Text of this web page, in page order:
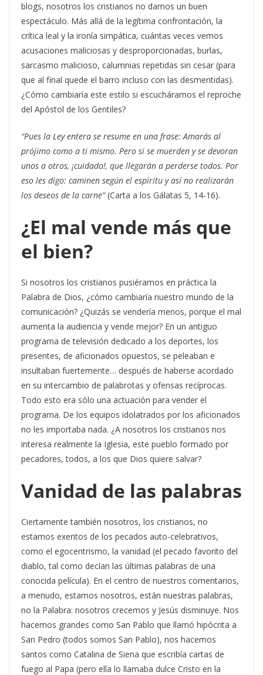
blogs, nosotros los cristianos no damos un buen
espectáculo. Más allá de la legítima confrontación, la
crítica leal y la ironía simpática, cuántas veces vemos
acusaciones maliciosas y desproporcionadas, burlas,
sarcasmo malicioso, calumnias repetidas sin cesar (para
que al final quede el barro incluso con las desmentidas).
¿Cómo cambiaría este estilo si escucháramos el reproche
del Apóstol de los Gentiles?
“Pues la Ley entera se resume en una frase: Amarás al
prójimo como a ti mismo. Pero si se muerden y se devoran
unos a otros, ¡cuidado!, que llegarán a perderse todos. Por
eso les digo: caminen según el espíritu y así no realizarán
los deseos de la carne”(Carta a los Gálatas 5, 14-16).
¿El mal vende más que
el bien?
Si nosotros los cristianos pusiéramos en práctica la
Palabra de Dios, ¿cómo cambiaría nuestro mundo de la
comunicación? ¿Quizás se vendería menos, porque el mal
aumenta la audiencia y vende mejor? En un antiguo
programa de televisión dedicado a los deportes, los
presentes, de aficionados opuestos, se peleaban e
insultaban fuertemente… después de haberse acordado
en su intercambio de palabrotas y ofensas recíprocas.
Todo esto era sólo una actuación para vender el
programa. De los equipos idolatrados por los aficionados
no les importaba nada. ¿A nosotros los cristianos nos
interesa realmente la Iglesia, este pueblo formado por
pecadores, todos, a los que Dios quiere salvar?
Vanidad de las palabras
Ciertamente también nosotros, los cristianos, no
estamos exentos de los pecados auto-celebrativos,
como el egocentrismo, la vanidad (el pecado favorito del
diablo, tal como decían las últimas palabras de una
conocida película). En el centro de nuestros comentarios,
a menudo, estamos nosotros, están nuestras palabras,
no la Palabra: nosotros crecemos y Jesús disminuye. Nos
hacemos grandes como San Pablo que llamó hipócrita a
San Pedro (todos somos San Pablo), nos hacemos
santos como Catalina de Siena que escribía cartas de
fuego al Papa (pero ella lo llamaba dulce Cristo en la